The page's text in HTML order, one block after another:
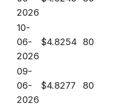
2026
10-
06-
2026
$4.8254 80
09-
06-
2026
$4.8277 80